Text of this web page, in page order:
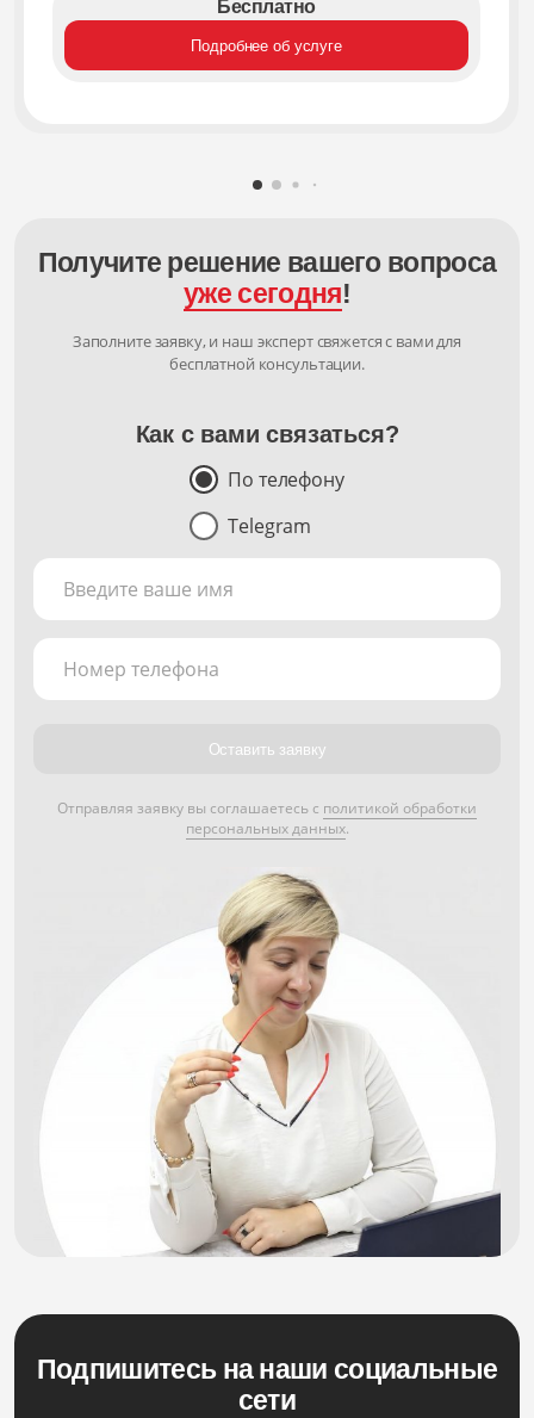
Бесплатно
Подробнее об услуге
Получите решение вашего вопроса
уже сегодня!
Заполните заявку, и наш эксперт свяжется с вами для
бесплатной консультации.
Как с вами связаться?
По телефону
Telegram
Введите ваше имя
Номер телефона
Оставить заявку
Отправляя заявку вы соглашаетесь с политикой обработки
персональных данных.
Подпишитесь на наши социальные
сети